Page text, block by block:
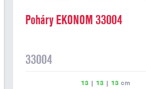
Poháry EKONOM 33004
33004
13| 13| 13cm